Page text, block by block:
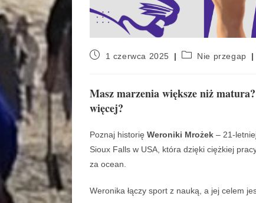
1 czerwca 2025 Nie przegap
Masz marzenia większe niż
więcej?
Poznaj historię Weroniki Mrożek – 21-
Sioux Falls w USA, która dzięki ciężkiej
za ocean.
Weronika łączy sport z nauką, a jej celem